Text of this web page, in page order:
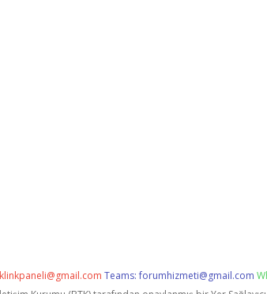
Teams:forumhizmeti@gmail.com